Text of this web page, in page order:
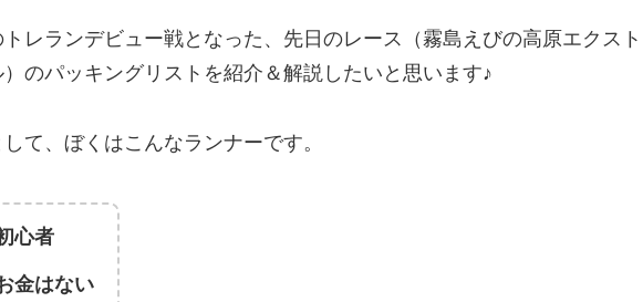
レランデビュー戦となった、先日のレース（霧島えびの高原エクスト
）のパッキングリストを紹介＆解説したいと思います♪
て、ぼくはこんなランナーです。
心者
金はない